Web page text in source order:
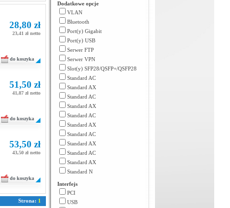
28,80 zł
23,41 zł netto
do koszyka
51,50 zł
41,87 zł netto
do koszyka
53,50 zł
43,50 zł netto
do koszyka
Strona: 1
Dodatkowe opcje
VLAN
Bluetooth
Port(y) Gigabit
Port(y) USB
Serwer FTP
Serwer VPN
Slot(y) SFP28/QSFP+/QSFP28
Standard AC
Standard AX
Standard AC
Standard AX
Standard AC
Standard AX
Standard AC
Standard AX
Standard AC
Standard AX
Standard N
Interfejs
PCI
USB